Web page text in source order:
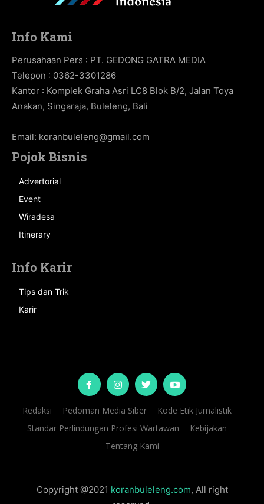
Info Kami
Perusahaan Pers : PT. GEDONG GATRA MEDIA
Telepon : 0362-3301286
Kantor : Komplek Graha Asri LC8 Blok B/2, Jalan Toya
Anakan, Singaraja, Buleleng, Bali
Email: koranbuleleng@gmail.com
Pojok Bisnis
Advertorial
Event
Wiradesa
Itinerary
Info Karir
Tips dan Trik
Karir
Redaksi Pedoman Media Siber
Kode Etik Jurnalistik
Standar Perlindungan Profesi Wartawan
Kebijakan
Tentang Kami
Copyright @2021 koranbuleleng.com, All right